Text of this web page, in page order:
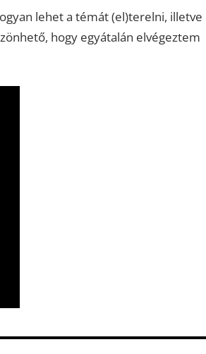
lehet a témát (el)terelni, illetve
hogy egyátalán elvégeztem